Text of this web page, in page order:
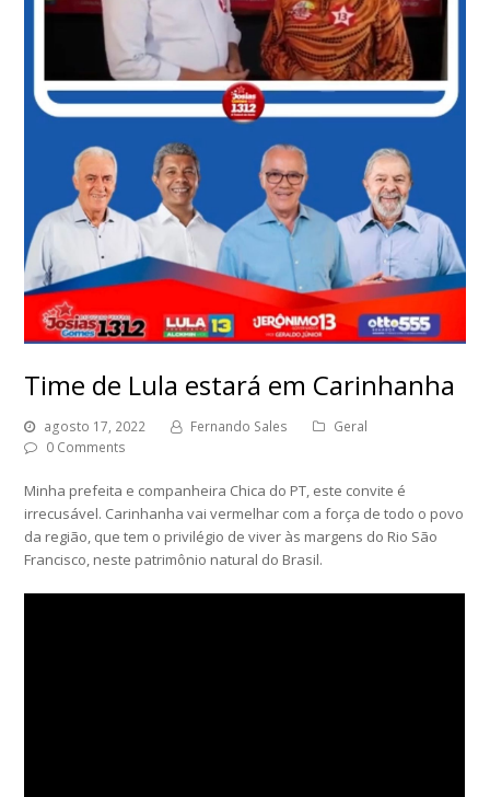
Time de Lula estará em Carinhanha
agosto 17, 2022 Fernando Sales
Geral
0 Comments
Minha prefeita e companheira Chica do PT, este convite é
irrecusável. Carinhanha vai vermelhar com a força de todo o povo
da região, que tem o privilégio de viver às margens do Rio São
Francisco, neste patrimônio natural do Brasil.